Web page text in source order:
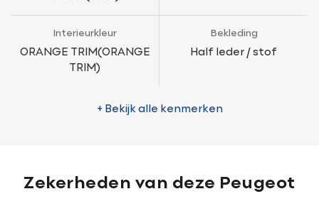
Interieurkleur
ORANGE TRIM(ORANGE
TRIM)
Bekleding
Half leder / stof
+ Bekijk alle kenmerken
Zekerheden van deze Peugeot